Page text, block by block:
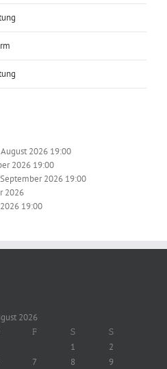
2026 19:00
2026 19:00
2026 19:00
2026
19:00
2026
F S S
1
2
7 8
9